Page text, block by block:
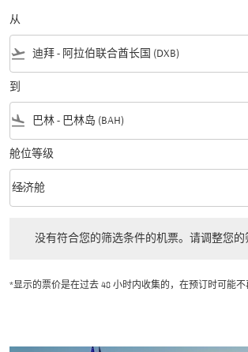
从
flight_takeoff
到
flight_land
舱位等级
舱位等级 option 经济舱 Selected
经济舱
keyboard_arrow_down
没有符合您的筛选条件的机票。请调整您的
*显示的票价是在过去 48 小时内收集的，在预订时可能不